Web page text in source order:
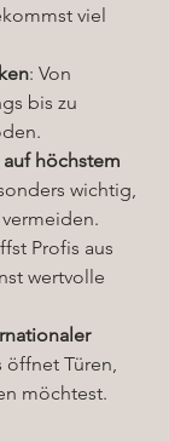
viel
: Von
bis zu
höchstem
wichtig,
Profis aus
wertvolle
öffnet Türen,
möchtest.